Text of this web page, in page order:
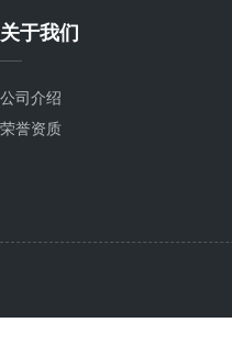
关于我们
公司介绍
荣誉资质